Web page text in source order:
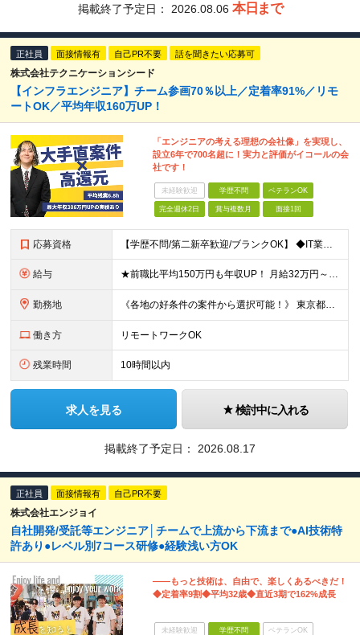
掲載終了予定日： 2026.08.06 本日まで
正社員 面接情報有 自己PR不要 話を聞きたい応募可
株式会社テクニケーションシード
【インフラエンジニア】チーム参画70％以上／定着率91%／リモ
ートOK／平均年収160万UP！
「エンジニアの考える理想の会社像」を実現し、
設立6年で700名超に！実力と評価がイコールの会
社です！
未経験歓迎 学歴不問 ベテランOK
完全週休2日 賞与複数月 面接1回
応募資格 【学歴不問/第二新卒歓迎/ブランクOK】 ◆IT業界での何らかの実務経験を半年以上お持ちの方 ※経験した工程・使用製品などは不問です。 ◆学歴不問
給与 ★前職比平均150万円も年収UP！ 月給32万円～67万円＋決算賞与 ※上記には、30時間分（5万7千円～12万1千円）の固定残業代が含まれています。 ◇超過分は別途支給 ◇試用期間3ヶ月（期間中の
勤務地 《各地の好条件の案件から選択可能！》 東京都、神奈川県、千葉県、埼玉県、大阪府、愛知県、福岡県の各プロジェクト先 ※希望を最大限考慮 ※リモート案件あり ※転居を伴う転勤なし ※U・Iターンも歓迎
働き方 リモートワークOK
残業時間 10時間以内
求人を見る 検討中に入れる
掲載終了予定日： 2026.08.17
正社員 面接情報有 自己PR不要
株式会社エンジョイ
自社開発/受託等エンジニア│チームで上流から下流まで●AI技術特
許あり●レベル別7コース研修●経験浅い方OK
――もっと技術は、自由で、楽しくあるべきだ！
◆定着率9割◆平均32歳◆直近3期で162%成長
未経験歓迎 学歴不問 ベテランOK